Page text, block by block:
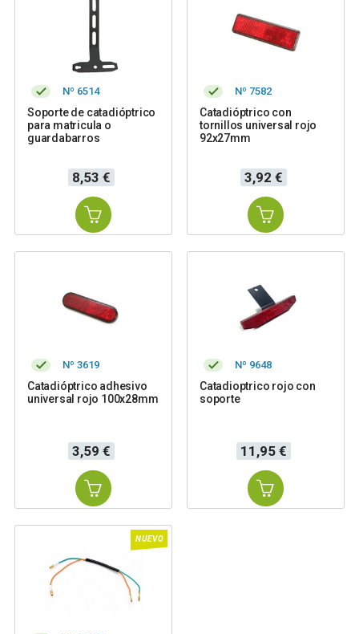
Nº 6514
Soporte de catadióptrico
para matricula o
guardabarros
Precio
8,53 €
Nº 7582
Catadióptrico con
tornillos universal rojo
92x27mm
Precio
3,92 €
Nº 3619
Catadióptrico adhesivo
universal rojo 100x28mm
Precio
3,59 €
Nº 9648
Catadioptrico rojo con
soporte
Precio
11,95 €
NUEVO